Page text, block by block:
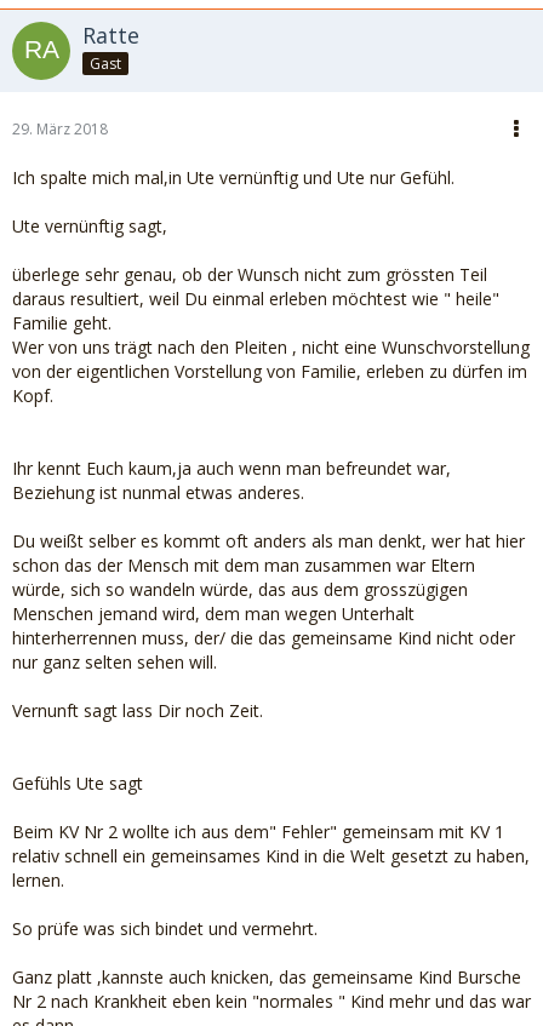
Ratte
Gast
29. März 2018
Ich spalte mich mal,in Ute vernünftig und Ute nur Gefühl.
Ute vernünftig sagt,
überlege sehr genau, ob der Wunsch nicht zum grössten Teil
daraus resultiert, weil Du einmal erleben möchtest wie " heile"
Familie geht.
Wer von uns trägt nach den Pleiten , nicht eine Wunschvorstellung
von der eigentlichen Vorstellung von Familie, erleben zu dürfen im
Kopf.
Ihr kennt Euch kaum,ja auch wenn man befreundet war,
Beziehung ist nunmal etwas anderes.
Du weißt selber es kommt oft anders als man denkt, wer hat hier
schon das der Mensch mit dem man zusammen war Eltern
würde, sich so wandeln würde, das aus dem grosszügigen
Menschen jemand wird, dem man wegen Unterhalt
hinterherrennen muss, der/ die das gemeinsame Kind nicht oder
nur ganz selten sehen will.
Vernunft sagt lass Dir noch Zeit.
Gefühls Ute sagt
Beim KV Nr 2 wollte ich aus dem" Fehler" gemeinsam mit KV 1
relativ schnell ein gemeinsames Kind in die Welt gesetzt zu haben,
lernen.
So prüfe was sich bindet und vermehrt.
Ganz platt ,kannste auch knicken, das gemeinsame Kind Bursche
Nr 2 nach Krankheit eben kein "normales " Kind mehr und das war